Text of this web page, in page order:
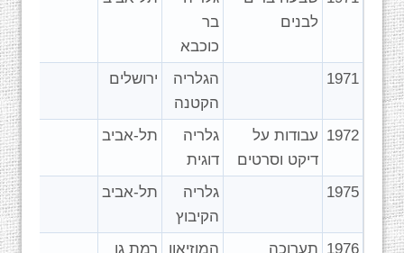
לבנים
בר
כוכבא
1971
הגלריה
הקטנה
ירושלים
1972 עבודות על
דיקט וסרטים
גלריה
דוגית
תל-אביב
1975
גלריה
הקיבוץ
תל-אביב
1976 תערוכה
המוזיאון
רמת גן